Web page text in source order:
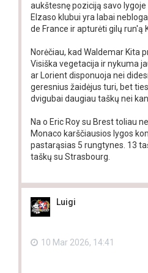
aukštesnę poziciją savo
Elzaso klubui yra labai
de France ir apturėti gilų run'ą
Norėčiau, kad Waldemar Kita
Visiška vegetacija ir nykuma
ar Lorient disponuoja nei
geresnius žaidėjus turi, bet
dvigubai daugiau taškų nei
Na o Eric Roy su Brest toliau
Monaco karščiausios lygos
pastarąsias 5 rungtynes. 13
taškų su Strasbourg.
Luigi
10 Mar 2026, 14:41